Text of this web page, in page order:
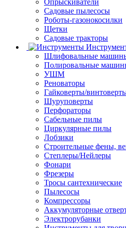
Садовые пылесосы
Роботы-газонокосилки
Щетки
Садовые тракторы
Шлифовальные
Полировальные
УШМ
Реноваторы
Гайковерты/
Шуруповерты
Перфораторы
Сабельные пилы
Циркулярные пилы
Лобзики
Строительные фены,
Степлеры/Нейлеры
Фонари
Фрезеры
Тросы сантехнические
Пылесосы
Компрессоры
Аккумуляторные
Электрорубанки